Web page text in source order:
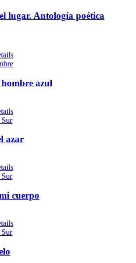
lugar. Antología poética
azul
azar
cuerpo